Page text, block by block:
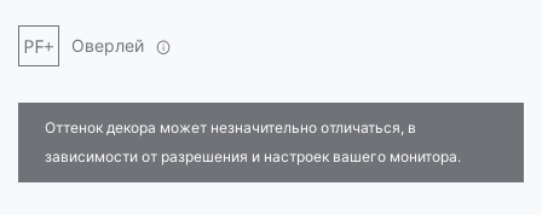
Оверлей
Оттенок декора может незначительно отличаться, в
зависимости от разрешения и настроек вашего монитора.